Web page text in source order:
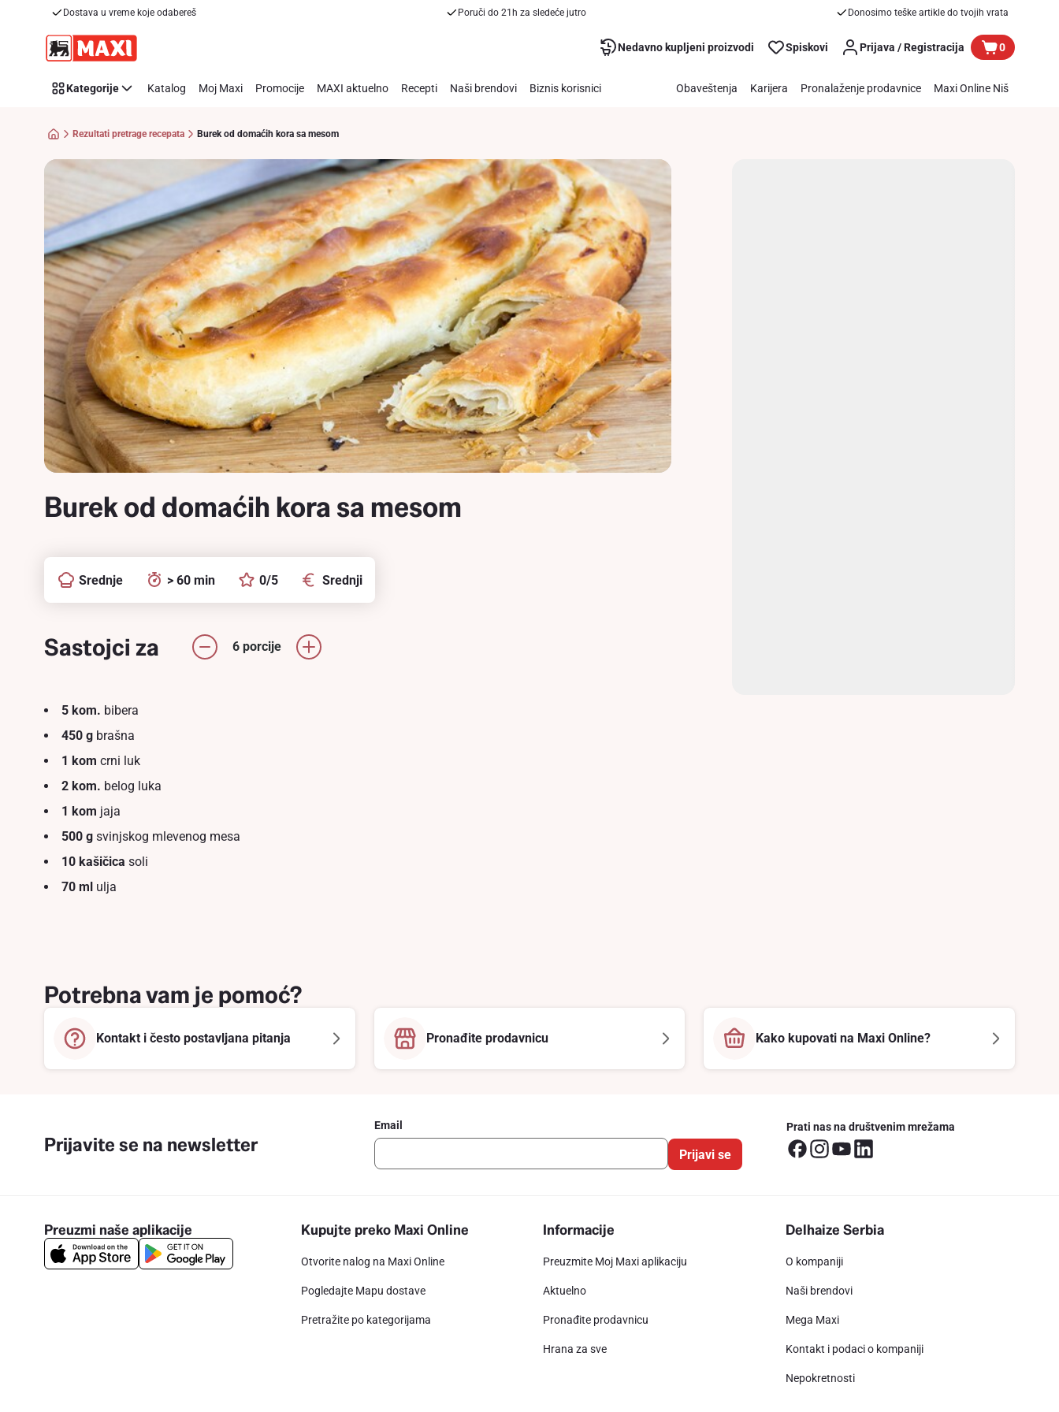
Dostava u vreme koje odabereš Poruči do 21h za sledeće jutro Donosimo teške artikle do tvojih vrata
Nedavno kupljeni proizvodi Spiskovi Prijava / Registracija 0
Kategorije Katalog Moj Maxi Promocije MAXI aktuelno Recepti Naši brendovi Biznis korisnici Obaveštenja Karijera Pronalaženje prodavnice Maxi Online Niš
Rezultati pretrage recepata Burek od domaćih kora sa mesom
Burek od domaćih kora sa mesom
Srednje > 60 min 0/5 Srednji
Sastojci za 6 porcije
5 kom. bibera
450 g brašna
1 kom crni luk
2 kom. belоg luka
1 kom jaja
500 g svinjskog mlevenog mesa
10 kašičica soli
70 ml ulja
Potrebna vam je pomoć?
Kontakt i često postavljana pitanja Pronađite prodavnicu Kako kupovati na Maxi Online?
Prijavite se na newsletter
Email
Prijavi se
Prati nas na društvenim mrežama
Preuzmi naše aplikacije Kupujte preko Maxi Online
Otvorite nalog na Maxi Online
Pogledajte Mapu dostave
Pretražite po kategorijama
Informacije
Preuzmite Moj Maxi aplikaciju
Aktuelno
Pronađite prodavnicu
Hrana za sve
Delhaize Serbia
O kompaniji
Naši brendovi
Mega Maxi
Kontakt i podaci o kompaniji
Nepokretnosti